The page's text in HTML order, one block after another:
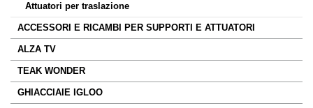
Attuatori per traslazione
ACCESSORI E RICAMBI PER SUPPORTI E ATTUATORI
ALZA TV
TEAK WONDER
GHIACCIAIE IGLOO